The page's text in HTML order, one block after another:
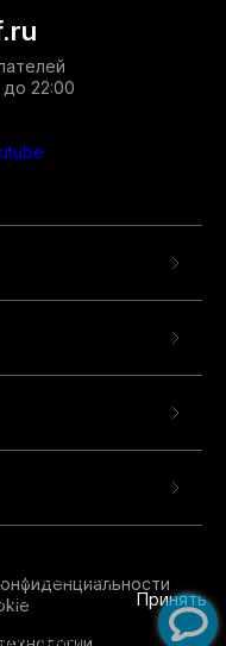
22:00
использовать
Принять